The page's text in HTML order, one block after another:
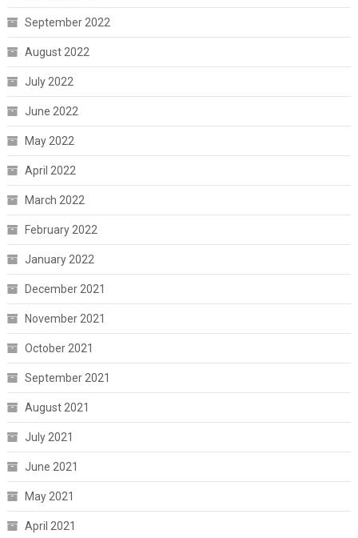
September 2022
August 2022
July 2022
June 2022
May 2022
April 2022
March 2022
February 2022
January 2022
December 2021
November 2021
October 2021
September 2021
August 2021
July 2021
June 2021
May 2021
April 2021